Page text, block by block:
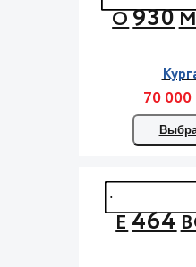
О930
70 000
Е464